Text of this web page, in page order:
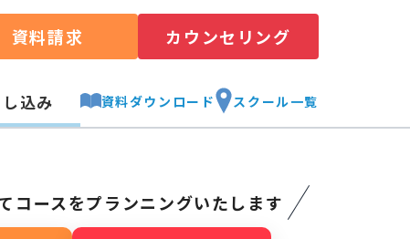
資料請求 カウンセリング
込み 資料ダウンロード スクール一覧
コースをプランニングいたします